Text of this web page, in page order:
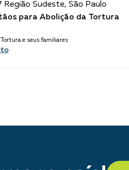
Região Sudeste, São Paulo
para Abolição da Tortura
e seus familiares